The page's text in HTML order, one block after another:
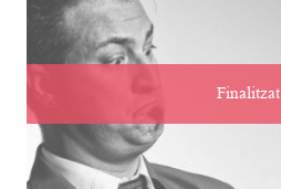
Finalitzat